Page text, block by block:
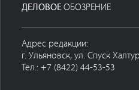
ДЕЛОВОЕОБОЗРЕНИЕ
Адрес редакции:
г. Ульяновск, ул. Спуск
Тел.: +7 (8422) 44-53-53